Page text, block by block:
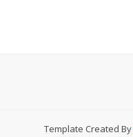
Template Created By